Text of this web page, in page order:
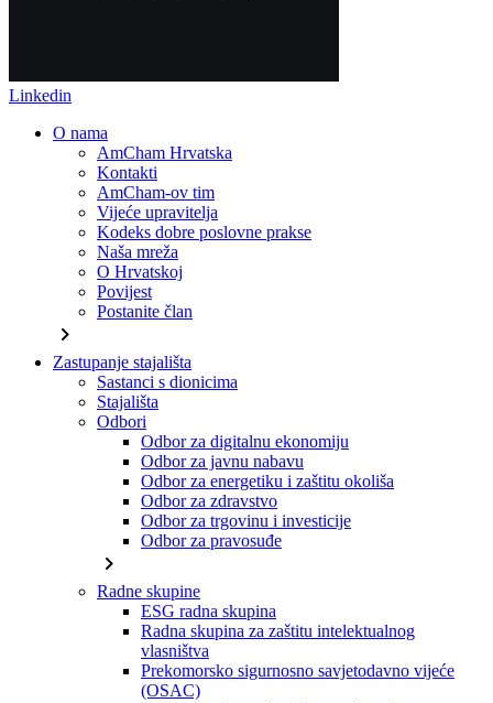
Linkedin
O nama
AmCham Hrvatska
Kontakti
AmCham-ov tim
Vijeće upravitelja
Kodeks dobre poslovne prakse
Naša mreža
O Hrvatskoj
Povijest
Postanite član
chevron_right
Zastupanje stajališta
Sastanci s dionicima
Stajališta
Odbori
Odbor za digitalnu ekonomiju
Odbor za javnu nabavu
Odbor za energetiku i zaštitu okoliša
Odbor za zdravstvo
Odbor za trgovinu i investicije
Odbor za pravosuđe
chevron_right
Radne skupine
ESG radna skupina
Radna skupina za zaštitu intelektualnog
vlasništva
Prekomorsko sigurnosno savjetodavno vijeće
(OSAC)